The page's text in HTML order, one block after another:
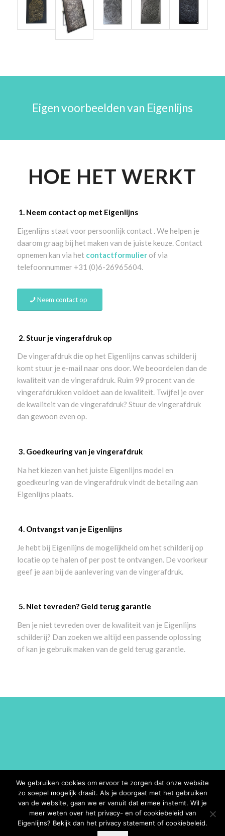
Eigen voorbeelden van Eigenlijns
HOE HET WERKT
1. Neem contact op met Eigenlijns
Eigenlijns staat voor persoonlijk contact . We helpen je
daarom graag bij het maken van de juiste keuze. Contact
opnemen kan via het contactformulierof via
telefoonnummer +31 (0)6-26965604.
Neem contact op
2. Stuur je vingerafdruk op
De vingerafdruk die op het Eigenlijns canvas schilderij
komt stuur je e-mail naar ons door. We beoordelen dan de
kwaliteit van de vingerafdruk. Ruim 99 procent van de
vingerafdrukken voldoet aan de kwaliteit. Twijfel je over
de kwaliteit van de vingerafdruk? Stuur de vingerafdruk
dan gewoon even op.
3. Goedkeuring van je vingerafdruk
Na het kiezen van het juiste Eigenlijns model en
goedkeuring van de vingerafdruk vindt de betaling aan
Eigenlijns plaats.
4. Ontvangst van je Eigenlijns
Je hebt bij Eigenlijns de mogelijkheid om het schilderij op
locatie op te halen of per post te ontvangen. De voorkeur
geef je aan bij de aanlevering van de vingerafdruk.
5. Niet tevreden? Geld terug garantie
Ben je niet tevreden over de kwaliteit van je Eigenlijns
schilderij? Dan zoeken we altijd een passende oplossing
of kan je gebruik maken van de geld terug garantie.
We gebruiken cookies om ervoor te zorgen dat onze website
zo soepel mogelijk draait. Als je doorgaat met het gebruiken
van de website, gaan we er vanuit dat ermee instemt. Wil je
meer weten over het privacy- en of cookiebeleid van
Eigenlijns? Bekijk dan het privacy statement of cookiebeleid.